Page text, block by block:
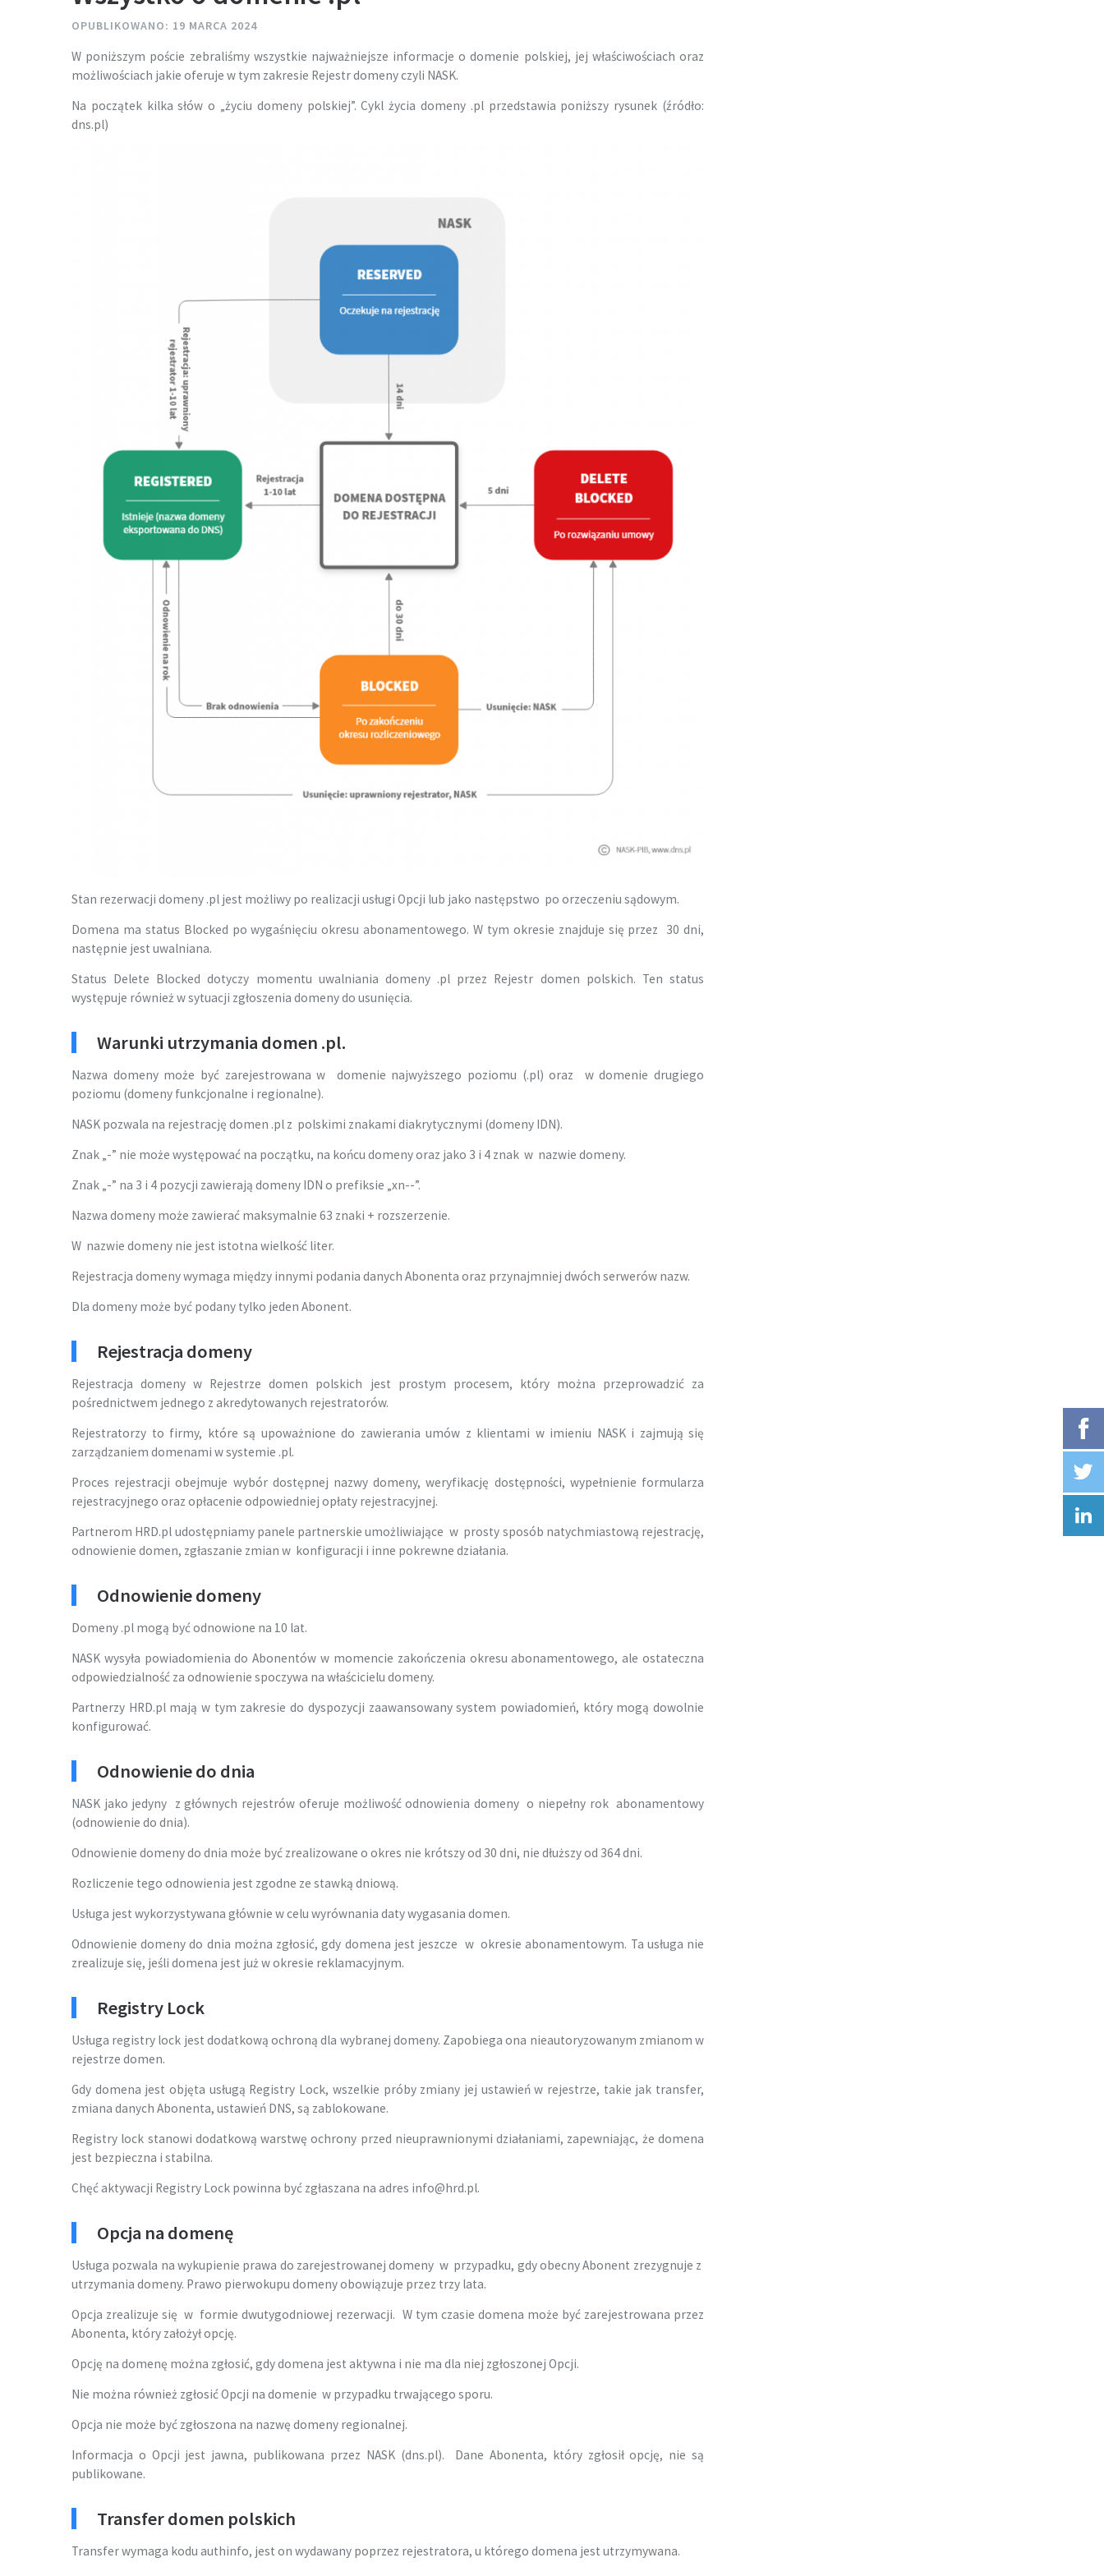
OPUBLIKOWANO: 19 MARCA 2024
W poniższym poście zebraliśmy wszystkie najważniejsze informacje o domenie polskiej, jej właściwościach oraz
możliwościach jakie oferuje w tym zakresie Rejestr domeny czyli NASK.
Na początek kilka słów o „życiu domeny polskiej”. Cykl życia domeny .pl przedstawia poniższy rysunek (źródło:
dns.pl)
Stan rezerwacji domeny .pl jest możliwy po realizacji usługi Opcji lub jako następstwo po orzeczeniu sądowym.
Domena ma status Blocked po wygaśnięciu okresu abonamentowego. W tym okresie znajduje się przez 30 dni,
następnie jest uwalniana.
Status Delete Blocked dotyczy momentu uwalniania domeny .pl przez Rejestr domen polskich. Ten status
występuje również w sytuacji zgłoszenia domeny do usunięcia.
Warunki utrzymania domen .pl.
Nazwa domeny może być zarejestrowana w domenie najwyższego poziomu (.pl) oraz w domenie drugiego
poziomu (domeny funkcjonalne i regionalne).
NASK pozwala na rejestrację domen .pl z polskimi znakami diakrytycznymi (domeny IDN).
Znak „-” nie może występować na początku, na końcu domeny oraz jako 3 i 4 znak w nazwie domeny.
Znak „-” na 3 i 4 pozycji zawierają domeny IDN o prefiksie „xn--”.
Nazwa domeny może zawierać maksymalnie 63 znaki + rozszerzenie.
W nazwie domeny nie jest istotna wielkość liter.
Rejestracja domeny wymaga między innymi podania danych Abonenta oraz przynajmniej dwóch serwerów nazw.
Dla domeny może być podany tylko jeden Abonent.
Rejestracja domeny
Rejestracja domeny w Rejestrze domen polskich jest prostym procesem, który można przeprowadzić za
pośrednictwem jednego z akredytowanych rejestratorów.
Rejestratorzy to firmy, które są upoważnione do zawierania umów z klientami w imieniu NASK i zajmują się
zarządzaniem domenami w systemie .pl.
Proces rejestracji obejmuje wybór dostępnej nazwy domeny, weryfikację dostępności, wypełnienie formularza
rejestracyjnego oraz opłacenie odpowiedniej opłaty rejestracyjnej.
Partnerom HRD.pl udostępniamy panele partnerskie umożliwiające w prosty sposób natychmiastową rejestrację,
odnowienie domen, zgłaszanie zmian w konfiguracji i inne pokrewne działania.
Odnowienie domeny
Domeny .pl mogą być odnowione na 10 lat.
NASK wysyła powiadomienia do Abonentów w momencie zakończenia okresu abonamentowego, ale ostateczna
odpowiedzialność za odnowienie spoczywa na właścicielu domeny.
Partnerzy HRD.pl mają w tym zakresie do dyspozycji zaawansowany system powiadomień, który mogą dowolnie
konfigurować.
Odnowienie do dnia
NASK jako jedyny z głównych rejestrów oferuje możliwość odnowienia domeny o niepełny rok abonamentowy
(odnowienie do dnia).
Odnowienie domeny do dnia może być zrealizowane o okres nie krótszy od 30 dni, nie dłuższy od 364 dni.
Rozliczenie tego odnowienia jest zgodne ze stawką dniową.
Usługa jest wykorzystywana głównie w celu wyrównania daty wygasania domen.
Odnowienie domeny do dnia można zgłosić, gdy domena jest jeszcze w okresie abonamentowym. Ta usługa nie
zrealizuje się, jeśli domena jest już w okresie reklamacyjnym.
Registry Lock
Usługa registry lock jest dodatkową ochroną dla wybranej domeny. Zapobiega ona nieautoryzowanym zmianom w
rejestrze domen.
Gdy domena jest objęta usługą Registry Lock, wszelkie próby zmiany jej ustawień w rejestrze, takie jak transfer,
zmiana danych Abonenta, ustawień DNS, są zablokowane.
Registry lock stanowi dodatkową warstwę ochrony przed nieuprawnionymi działaniami, zapewniając, że domena
jest bezpieczna i stabilna.
Chęć aktywacji Registry Lock powinna być zgłaszana na adres info@hrd.pl.
Opcja na domenę
Usługa pozwala na wykupienie prawa do zarejestrowanej domeny w przypadku, gdy obecny Abonent zrezygnuje z
utrzymania domeny. Prawo pierwokupu domeny obowiązuje przez trzy lata.
Opcja zrealizuje się w formie dwutygodniowej rezerwacji. W tym czasie domena może być zarejestrowana przez
Abonenta, który założył opcję.
Opcję na domenę można zgłosić, gdy domena jest aktywna i nie ma dla niej zgłoszonej Opcji.
Nie można również zgłosić Opcji na domenie w przypadku trwającego sporu.
Opcja nie może być zgłoszona na nazwę domeny regionalnej.
Informacja o Opcji jest jawna, publikowana przez NASK (dns.pl). Dane Abonenta, który zgłosił opcję, nie są
publikowane.
Transfer domen polskich
Transfer wymaga kodu authinfo, jest on wydawany poprzez rejestratora, u którego domena jest utrzymywana.